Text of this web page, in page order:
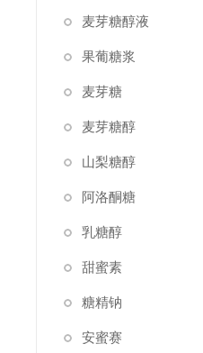
麦芽糖醇液
果葡糖浆
麦芽糖
麦芽糖醇
山梨糖醇
阿洛酮糖
乳糖醇
甜蜜素
糖精钠
安蜜赛